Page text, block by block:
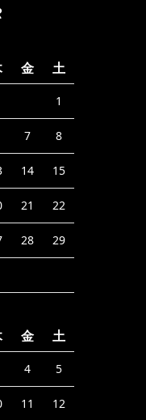
金 土
1
7 8
14 15
21 22
28 29
金 土
4 5
11 12